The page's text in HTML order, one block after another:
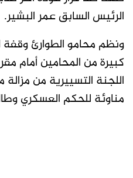
الرئيس السابق عمر البشير.
ونظم محامو الطوارئ
كبيرة من المحامين أمام
اللجنة التسييرية من
مناوئة للحكم العسكري